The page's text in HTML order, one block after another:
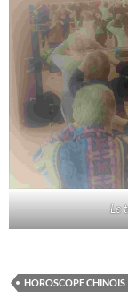
Le
HOROSCOPE CHINOIS